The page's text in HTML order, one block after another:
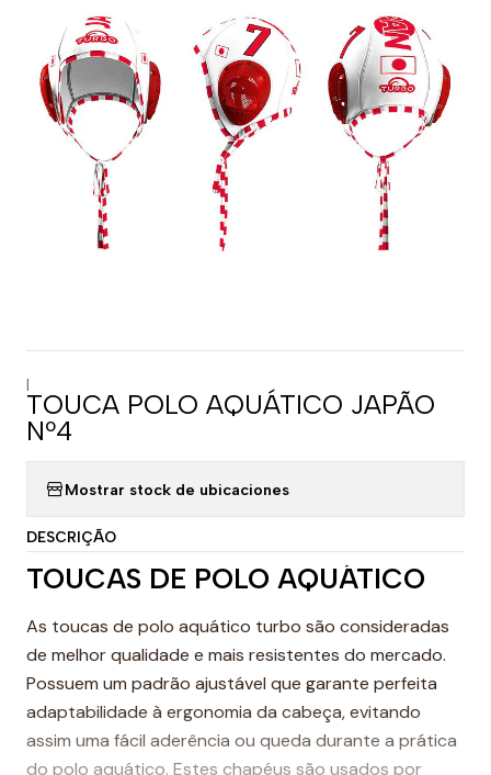
|
TOUCA POLO AQUÁTICO JAPÃO
Nº4
Mostrar stock de ubicaciones
DESCRIÇÃO
TOUCAS DE POLO AQUÁTICO
As toucas de polo aquático turbo são consideradas
de melhor qualidade e mais resistentes do mercado.
Possuem um padrão ajustável que garante perfeita
adaptabilidade à ergonomia da cabeça, evitando
assim uma fácil aderência ou queda durante a prática
do polo aquático. Estes chapéus são usados por